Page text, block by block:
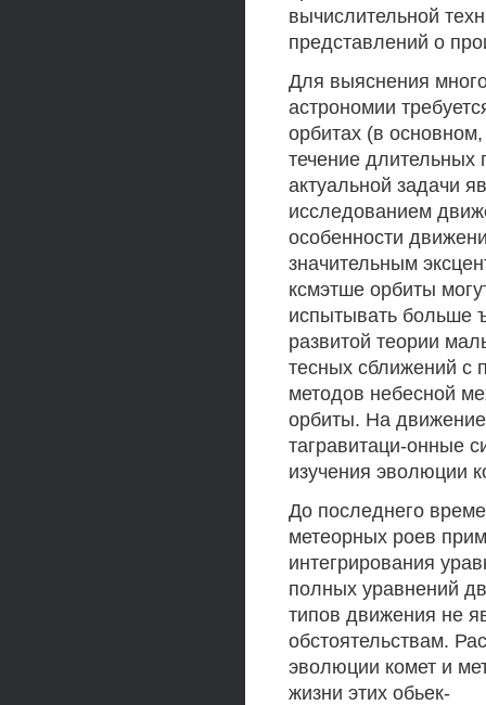
вычислительной
представлений о
Для выяснения
астрономии
орбитах (в
течение
актуальной задачи
исследованием
особенности
значительным
ксмэтше орбиты
испытывать больше
развитой теории
тесных сближений с
методов небесной
орбиты. На
тагравитаци-онные
изучения эволюции
До последнего
метеорных роев
интегрирования
полных уравнений
типов движения не
обстоятельствам.
эволюции комет и
жизни этих обьек-